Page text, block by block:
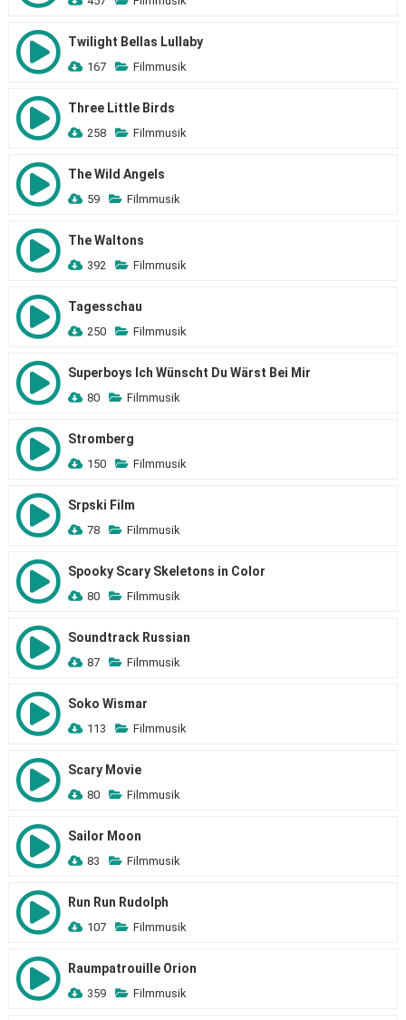
Twilight Bellas Lullaby
167 Filmmusik
Three Little Birds
258 Filmmusik
The Wild Angels
59 Filmmusik
The Waltons
392 Filmmusik
Tagesschau
250 Filmmusik
Superboys Ich Wünscht Du Wärst Bei Mir
80 Filmmusik
Stromberg
150 Filmmusik
Srpski Film
78 Filmmusik
Spooky Scary Skeletons in Color
80 Filmmusik
Soundtrack Russian
87 Filmmusik
Soko Wismar
113 Filmmusik
Scary Movie
80 Filmmusik
Sailor Moon
83 Filmmusik
Run Run Rudolph
107 Filmmusik
Raumpatrouille Orion
359 Filmmusik